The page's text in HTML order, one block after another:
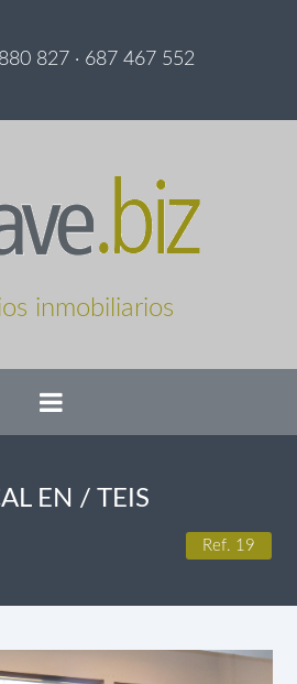
827 · 687 467 552
inmobiliarios
EN / TEIS
Ref. 19